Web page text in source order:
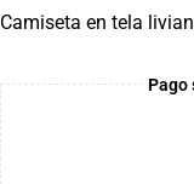
Camiseta en tela
Pago